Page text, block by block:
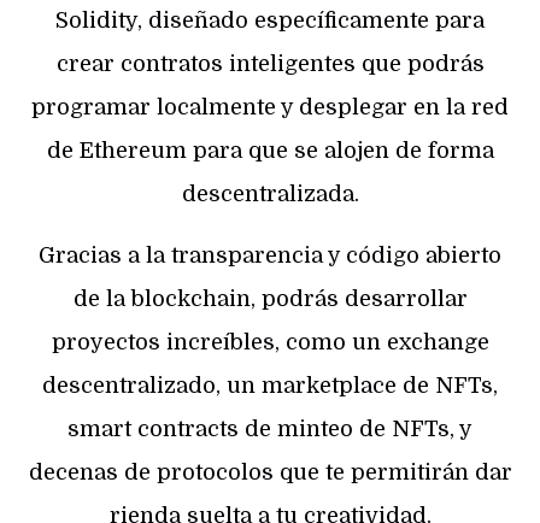
Solidity, diseñado específicamente para
crear contratos inteligentes que podrás
programar localmente y desplegar en la red
de Ethereum para que se alojen de forma
descentralizada.
Gracias a la transparencia y código abierto
de la blockchain, podrás desarrollar
proyectos increíbles, como un exchange
descentralizado, un marketplace de NFTs,
smart contracts de minteo de NFTs, y
decenas de protocolos que te permitirán dar
rienda suelta a tu creatividad.